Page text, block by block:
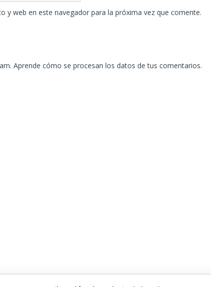
y web en este navegador para la próxima vez que comente.
Aprende cómo se procesan los datos de tus comentarios.